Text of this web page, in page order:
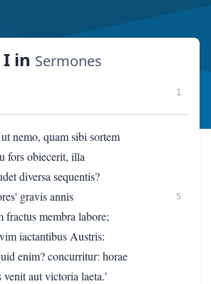
I in Sermones
1
nemo, quam sibi sortem
fors obiecerit, illa
diversa sequentis?
gravis annis
5
fractus membra labore;
iactantibus Austris:
enim? concurritur: horae
aut victoria laeta.'